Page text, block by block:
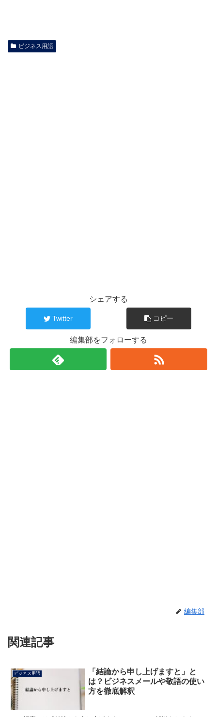
ビジネス用語
シェアする
Twitter コピー
編集部をフォローする
編集部
関連記事
ビジネス用語
「結論から申し上げますと」と
は？ビジネスメールや敬語の使い
方を徹底解釈